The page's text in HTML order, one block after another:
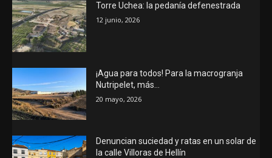
Torre Uchea: la pedanía defenestrada
12 junio, 2026
¡Agua para todos! Para la macrogranja
Nutripelet, más…
20 mayo, 2026
Denuncian suciedad y ratas en un solar de
la calle Villoras de Hellín